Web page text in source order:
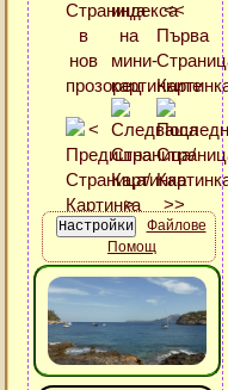
Файлове
Помощ